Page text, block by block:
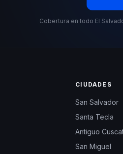
Cobertura en todo El
CIUDADES
San Salvador
Santa Tecla
Antiguo
San Miguel